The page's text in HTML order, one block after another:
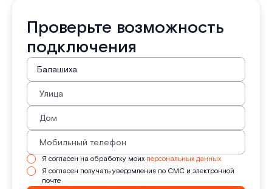
Проверьте возможность
подключения
Я согласен на обработку моих персональных данных
Я согласен получать уведомления по СМС и электронной
почте